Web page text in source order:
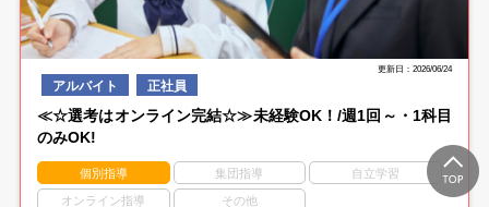
更新日：2026/06/24
アルバイト 正社員
≪☆選考はオンライン完結☆≫未経験OK！/週1回～・1科目
のみOK!
個別指導 集団指導 自立学習
オンライン指導 その他